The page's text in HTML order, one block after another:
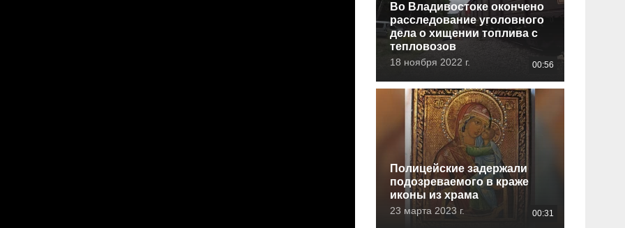
Во Владивостоке окончено
расследование уголовного
дела о хищении топлива с
тепловозов
18 ноября 2022 г. 00:56
Полицейские задержали
подозреваемого в краже
иконы из храма
23 марта 2023 г. 00:31